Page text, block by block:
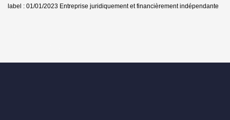
label : 01/01/2023 Entreprise juridiquement et financièrement indépendante